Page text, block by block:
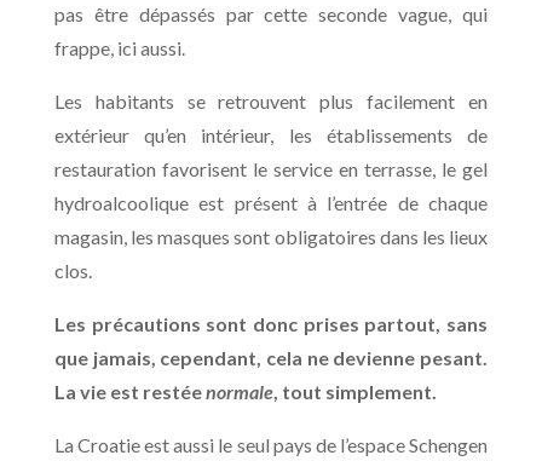
pas être dépassés par cette seconde vague, qui
frappe, ici aussi.
Les habitants se retrouvent plus facilement en
extérieur qu’en intérieur, les établissements de
restauration favorisent le service en terrasse, le gel
hydroalcoolique est présent à l’entrée de chaque
magasin, les masques sont obligatoires dans les lieux
clos.
Les précautions sont donc prises partout, sans
que jamais, cependant, cela ne devienne pesant.
La vie est restéenormale, tout simplement.
La Croatie est aussi le seul pays de l’espace Schengen